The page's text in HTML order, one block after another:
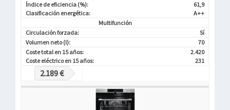
Índice de eficiencia (%):
61,9
Clasificación energética:
A++
Multifunción
Circulación forzada:
Sí
Volumen neto (l):
70
Coste total en 15 años:
2.420
Coste eléctrico en 15 años:
231
2.189 €